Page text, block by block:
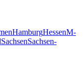
HamburgHessenM-
SachsenSachsen-